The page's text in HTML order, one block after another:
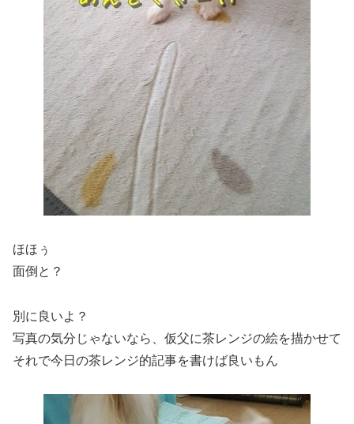
ほほぅ
面倒と？
別に良いよ？
写真の気分じゃないなら、仮父に茶レンジの絵を描かせて
それで今日の茶レンジ的記事を書けば良いもん